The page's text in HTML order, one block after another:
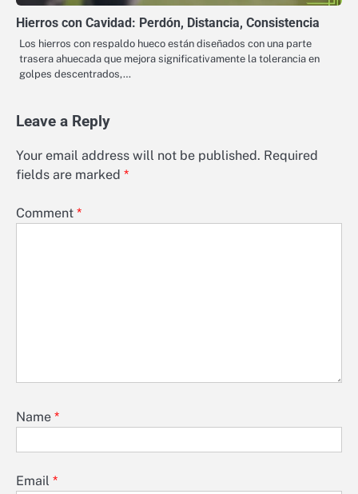
Hierros con Cavidad: Perdón, Distancia, Consistencia
Los hierros con respaldo hueco están diseñados con una parte
trasera ahuecada que mejora significativamente la tolerancia en
golpes descentrados,…
Leave a Reply
Your email address will not be published. Required
fields are marked *
Comment *
Name *
Email *